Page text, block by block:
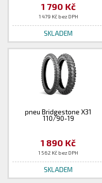
1 790 Kč
1 479 Kč bez DPH
SKLADEM
pneu Bridgestone X31
110/90-19
1 890 Kč
1 562 Kč bez DPH
SKLADEM